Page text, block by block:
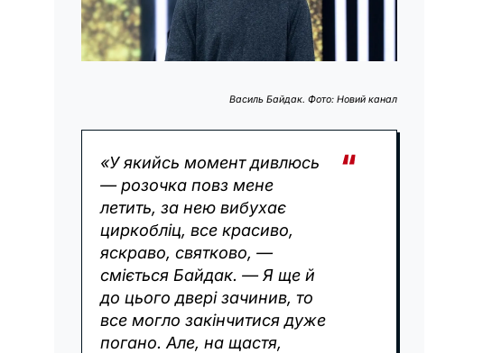
Василь Байдак. Фото: Новий канал
«У якийсь момент дивлюсь
— розочка повз мене
летить, за нею вибухає
циркобліц, все красиво,
яскраво, святково, —
сміється Байдак. — Я ще й
до цього двері зачинив, то
все могло закінчитися дуже
погано. Але, на щастя,